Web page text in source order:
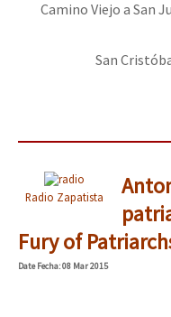
Camino Viejo a San
San
Radio Zapatista
Fury of
DateFecha: 08 Mar 2015